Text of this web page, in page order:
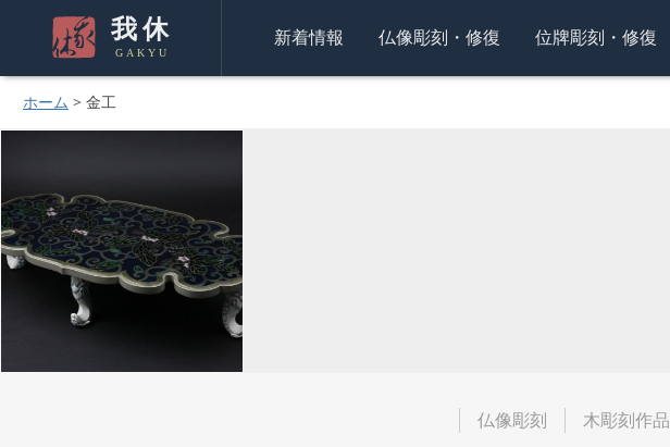
我休
GAKYU
新着情報 仏像彫刻・修復 位牌彫刻・修復
ホーム > 金工
仏像彫刻 木彫刻作品